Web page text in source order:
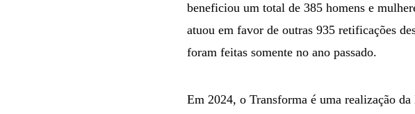
beneficiou um total de 385 homens e
atuou em favor de outras 935 retificações
foram feitas somente no ano passado.
Em 2024, o Transforma é uma realização